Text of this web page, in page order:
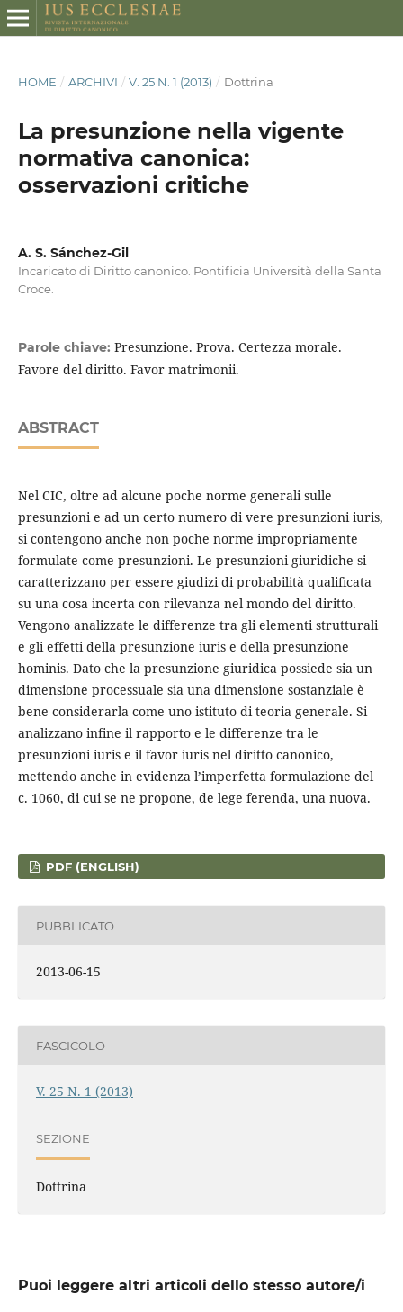
HOME / ARCHIVI / V. 25 N. 1 (2013) / Dottrina
La presunzione nella vigente
normativa canonica:
osservazioni critiche
A. S. Sánchez-Gil
Incaricato di Diritto canonico. Pontificia Università della Santa
Croce.
Parole chiave: Presunzione. Prova. Certezza morale.
Favore del diritto. Favor matrimonii.
ABSTRACT
Nel CIC, oltre ad alcune poche norme generali sulle
presunzioni e ad un certo numero di vere presunzioni iuris,
si contengono anche non poche norme impropriamente
formulate come presunzioni. Le presunzioni giuridiche si
caratterizzano per essere giudizi di probabilità qualificata
su una cosa incerta con rilevanza nel mondo del diritto.
Vengono analizzate le differenze tra gli elementi strutturali
e gli effetti della presunzione iuris e della presunzione
hominis. Dato che la presunzione giuridica possiede sia un
dimensione processuale sia una dimensione sostanziale è
bene considerarla come uno istituto di teoria generale. Si
analizzano infine il rapporto e le differenze tra le
presunzioni iuris e il favor iuris nel diritto canonico,
mettendo anche in evidenza l’imperfetta formulazione del
c. 1060, di cui se ne propone, de lege ferenda, una nuova.
PDF (ENGLISH)
PUBBLICATO
2013-06-15
FASCICOLO
V. 25 N. 1 (2013)
SEZIONE
Dottrina
Puoi leggere altri articoli dello stesso autore/i